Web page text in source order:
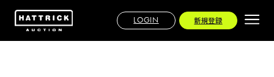
LOGIN 新規登録